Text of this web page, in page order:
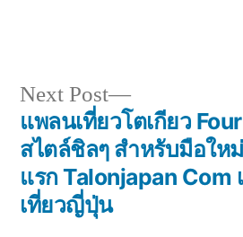
Post
navigation
Next Post
Next
post:
แพลนเที่ยวโตเกียว
สไตล์ชิลๆ สำหรับมือให
แรก Talonjapan Com
เที่ยวญี่ปุ่น